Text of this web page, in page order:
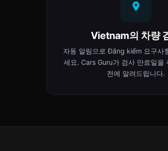
Vietnam의 차량
자동 알림으로 Đăng kiểm 요구사
세요. Cars Guru가 검사 만료일을
전에 알려드립니다.